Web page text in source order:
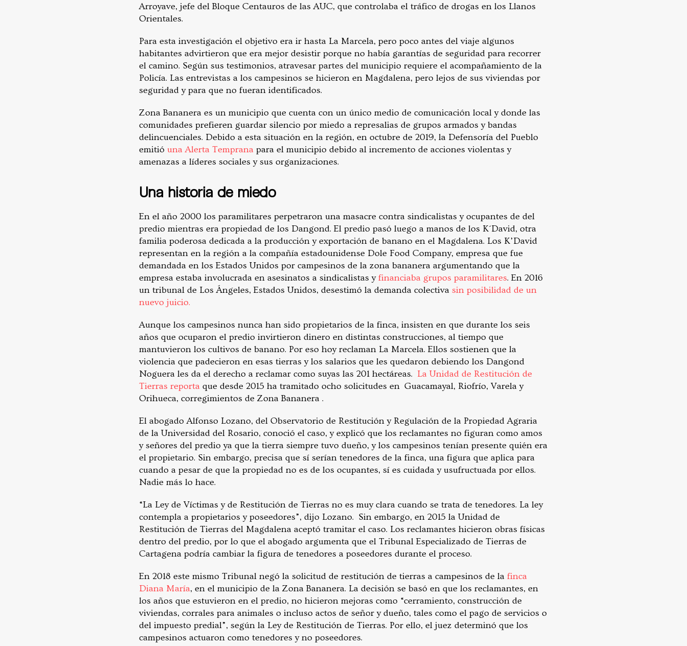
Arroyave, jefe del Bloque Centauros de las AUC, que controlaba el tráfico de drogas en los Llanos
Orientales.
Para esta investigación el objetivo era ir hasta La Marcela, pero poco antes del viaje algunos
habitantes advirtieron que era mejor desistir porque no había garantías de seguridad para recorrer
el camino. Según sus testimonios, atravesar partes del municipio requiere el acompañamiento de la
Policía. Las entrevistas a los campesinos se hicieron en Magdalena, pero lejos de sus viviendas por
seguridad y para que no fueran identificados.
Zona Bananera es un municipio que cuenta con un único medio de comunicación local y donde las
comunidades prefieren guardar silencio por miedo a represalias de grupos armados y bandas
delincuenciales. Debido a esta situación en la región, en octubre de 2019, la Defensoría del Pueblo
emitió una Alerta Temprana para el municipio debido al incremento de acciones violentas y
amenazas a líderes sociales y sus organizaciones.
Una historia de miedo
En el año 2000 los paramilitares perpetraron una masacre contra sindicalistas y ocupantes de del
predio mientras era propiedad de los Dangond. El predio pasó luego a manos de los K´David, otra
familia poderosa dedicada a la producción y exportación de banano en el Magdalena. Los K’David
representan en la región a la compañía estadounidense Dole Food Company, empresa que fue
demandada en los Estados Unidos por campesinos de la zona bananera argumentando que la
empresa estaba involucrada en asesinatos a sindicalistas yfinanciaba grupos paramilitares. En 2016
un tribunal de Los Ángeles, Estados Unidos, desestimó la demanda colectiva sin posibilidad de un
nuevo juicio.
Aunque los campesinos nunca han sido propietarios de la finca, insisten en que durante los seis
años que ocuparon el predio invirtieron dinero en distintas construcciones, al tiempo que
mantuvieron los cultivos de banano. Por eso hoy reclaman La Marcela. Ellos sostienen que la
violencia que padecieron en esas tierras y los salarios que les quedaron debiendo los Dangond
Noguera les da el derecho a reclamar como suyas las 201 hectáreas. La Unidad de Restitución de
Tierras reporta que desde 2015 ha tramitado ocho solicitudes en Guacamayal, Riofrío, Varela y
Orihueca, corregimientos de Zona Bananera .
El abogado Alfonso Lozano, del Observatorio de Restitución y Regulación de la Propiedad Agraria
de la Universidad del Rosario, conoció el caso, y explicó que los reclamantes no figuran como amos
y señores del predio ya que la tierra siempre tuvo dueño, y los campesinos tenían presente quién era
el propietario. Sin embargo, precisa que sí serían tenedores de la finca, una figura que aplica para
cuando a pesar de que la propiedad no es de los ocupantes, sí es cuidada y usufructuada por ellos.
Nadie más lo hace.
“La Ley de Víctimas y de Restitución de Tierras no es muy clara cuando se trata de tenedores. La ley
contempla a propietarios y poseedores”, dijo Lozano. Sin embargo, en 2015 la Unidad de
Restitución de Tierras del Magdalena aceptó tramitar el caso. Los reclamantes hicieron obras físicas
dentro del predio, por lo que el abogado argumenta que el Tribunal Especializado de Tierras de
Cartagena podría cambiar la figura de tenedores a poseedores durante el proceso.
En 2018 este mismo Tribunal negó la solicitud de restitución de tierras a campesinos de la finca
Diana María, en el municipio de la Zona Bananera. La decisión se basó en que los reclamantes, en
los años que estuvieron en el predio, no hicieron mejoras como “cerramiento, construcción de
viviendas, corrales para animales o incluso actos de señor y dueño, tales como el pago de servicios o
del impuesto predial”, según la Ley de Restitución de Tierras. Por ello, el juez determinó que los
campesinos actuaron como tenedores y no poseedores.